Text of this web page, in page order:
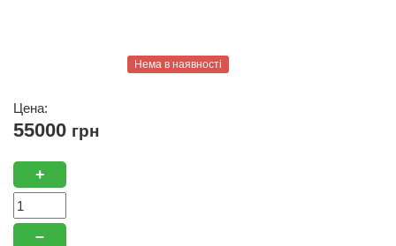
Нема в наявності
Цена:
55000 грн
+
–